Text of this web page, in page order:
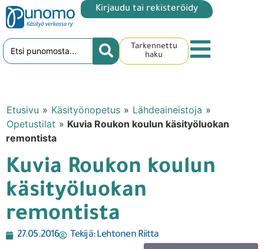
Kirjaudu tai rekisteröidy
Tarkennettu
haku
Etusivu » Käsityönopetus » Lähdeaineistoja »
Opetustilat » Kuvia Roukon koulun käsityöluokan
remontista
Kuvia Roukon koulun
käsityöluokan
remontista
27.05.2016 Tekijä:Lehtonen Riitta